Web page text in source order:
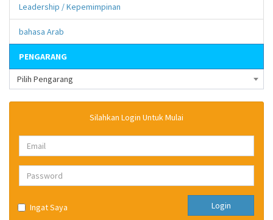
Leadership / Kepemimpinan
bahasa Arab
PENGARANG
Pilih Pengarang
Silahkan Login Untuk Mulai
Ingat Saya Login